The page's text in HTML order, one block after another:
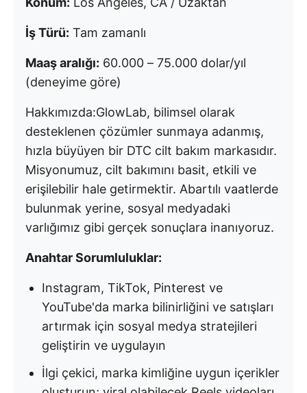
İş Türü: Tam zamanlı
Maaş aralığı: 60.000 – 75.000 dolar/yıl
(deneyime göre)
Hakkımızda:GlowLab, bilimsel olarak
desteklenen çözümler sunmaya adanmış,
hızla büyüyen bir DTC cilt bakım markasıdır.
Misyonumuz, cilt bakımını basit, etkili ve
erişilebilir hale getirmektir. Abartılı vaatlerde
bulunmak yerine, sosyal medyadaki
varlığımız gibi gerçek sonuçlara inanıyoruz.
Anahtar Sorumluluklar:
Instagram, TikTok, Pinterest ve
YouTube'da marka bilinirliğini ve satışları
artırmak için sosyal medya stratejileri
geliştirin ve uygulayın
İlgi çekici, marka kimliğine uygun içerikler